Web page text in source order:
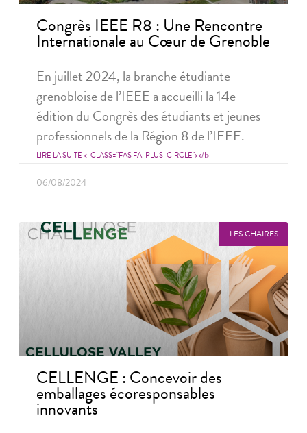
Congrès IEEE R8 : Une Rencontre
Internationale au Cœur de Grenoble
En juillet 2024, la branche étudiante
grenobloise de l’IEEE a accueilli la 14e
édition du Congrès des étudiants et jeunes
professionnels de la Région 8 de l’IEEE.
LIRE LA SUITE <I CLASS="FAS FA-PLUS-CIRCLE"></I>
06/08/2024
LES CHAIRES
CELLENGE : Concevoir des
emballages écoresponsables
innovants